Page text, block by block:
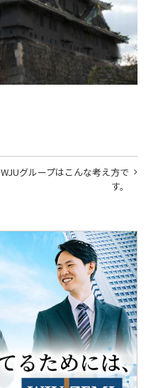
WJUグループはこんな考え方で
す。